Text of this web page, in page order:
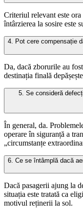
Criteriul relevant este
întârzierea la sosire este
4. Pot cere compensație
Da, dacă zborurile au
destinația finală
5. Se consideră
În general, da.
operare în siguranță a
„circumstanțe
6. Ce se întâmplă dacă
Dacă pasagerii ajung la
situația este tratată ca
motivul reținerii la sol.